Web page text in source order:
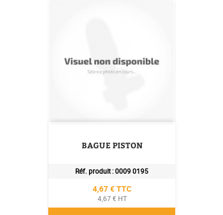
BAGUE PISTON
Réf. produit :0009 0195
Prix
4,67 € TTC
4,67 € HT